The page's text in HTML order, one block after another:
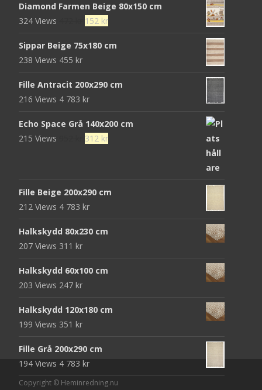
priset
var:
priset
är:
Diamond Farmen Beige 80x150 cm
324 Views
Det
priset
152 krDet
priset
Sippar Beige 75x180 cm
238 Views 455 kr
Fille Antracit 200x290 cm
216 Views 4 783 kr
Echo Space Grå 140x200 cm
215 Views
Det
952 kr.
312 krDet
312 kr.
Fille Beige 200x290 cm
212 Views 4 783 kr
Halkskydd 80x230 cm
207 Views 311 kr
Halkskydd 60x100 cm
203 Views 247 kr
Halkskydd 120x180 cm
199 Views 351 kr
Fille Grå 200x290 cm
194 Views 4 783 kr
Copyright © Heminredning.nu